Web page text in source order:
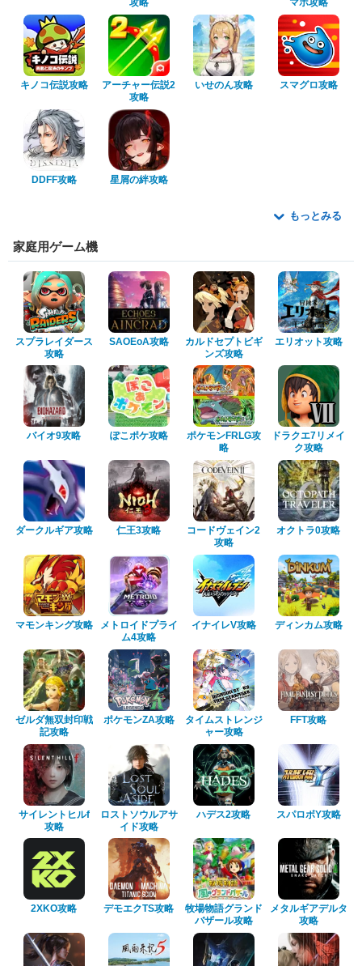
攻略 マホ攻略
キノコ伝説攻略
アーチャー伝説2
攻略
いせのん攻略 スマグロ攻略
DDFF攻略 星屑の絆攻略
もっとみる
家庭用ゲーム機
スプラレイダース
攻略
SAOEoA攻略
カルドセプトビギ
ンズ攻略
エリオット攻略
バイオ9攻略 ぽこポケ攻略
ポケモンFRLG攻
略
ドラクエ7リメイ
ク攻略
ダークルギア攻略 仁王3攻略
コードヴェイン2
攻略
オクトラ0攻略
マモンキング攻略
メトロイドプライ
ム4攻略
イナイレV攻略 ディンカム攻略
ゼルダ無双封印戦
記攻略
ポケモンZA攻略
タイムストレンジ
ャー攻略
FFT攻略
サイレントヒルf
攻略
ロストソウルアサ
イド攻略
ハデス2攻略 スパロボY攻略
2XKO攻略 デモエクTS攻略
牧場物語グランド
バザール攻略
メタルギアデルタ
攻略